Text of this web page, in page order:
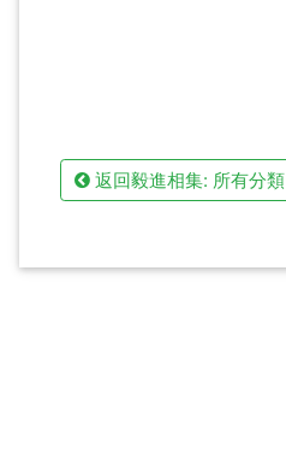
返回毅進相集: 所有分類